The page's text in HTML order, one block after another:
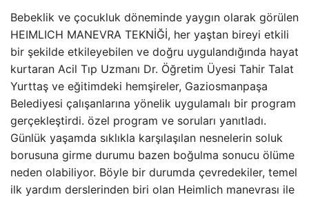
Bebeklik ve çocukluk döneminde yaygın olarak görülen
HEIMLICH MANEVRA TEKNİĞİ, her yaştan bireyi etkili
bir şekilde etkileyebilen ve doğru uygulandığında hayat
kurtaran Acil Tıp Uzmanı Dr. Öğretim Üyesi Tahir Talat
Yurttaş ve eğitimdeki hemşireler, Gaziosmanpaşa
Belediyesi çalışanlarına yönelik uygulamalı bir program
gerçekleştirdi. özel program ve soruları yanıtladı.
Günlük yaşamda sıklıkla karşılaşılan nesnelerin soluk
borusuna girme durumu bazen boğulma sonucu ölüme
neden olabiliyor. Böyle bir durumda çevredekiler, temel
ilk yardım derslerinden biri olan Heimlich manevrası ile